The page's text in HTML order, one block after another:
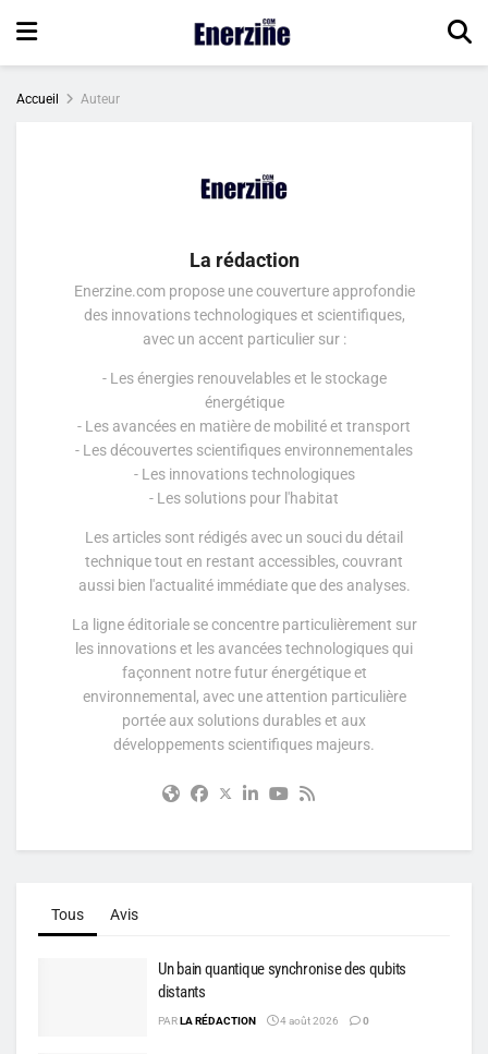
Accueil Auteur
La rédaction
Enerzine.com propose une couverture approfondie
des innovations technologiques et scientifiques,
avec un accent particulier sur :
- Les énergies renouvelables et le stockage
énergétique
- Les avancées en matière de mobilité et transport
- Les découvertes scientifiques environnementales
- Les innovations technologiques
- Les solutions pour l'habitat
Les articles sont rédigés avec un souci du détail
technique tout en restant accessibles, couvrant
aussi bien l'actualité immédiate que des analyses.
La ligne éditoriale se concentre particulièrement sur
les innovations et les avancées technologiques qui
façonnent notre futur énergétique et
environnemental, avec une attention particulière
portée aux solutions durables et aux
développements scientifiques majeurs.
Tous Avis
Un bain quantique synchronise des qubits
distants
PARLA RÉDACTION 4 août 2026 0